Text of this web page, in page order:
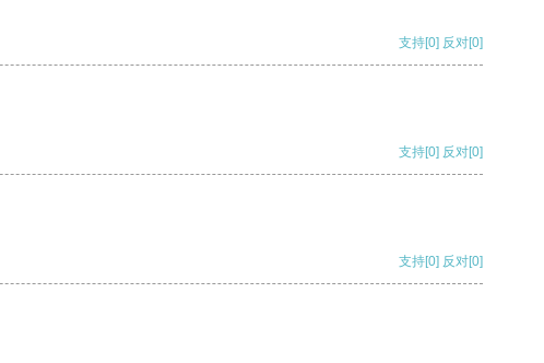
支持[0] 反对[0]
支持[0] 反对[0]
支持[0] 反对[0]